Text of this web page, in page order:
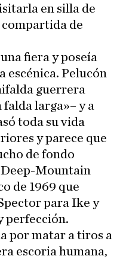
en silla de
de
fiera y poseía
escénica. Pelucón
guerrera
larga»– y a
toda su vida
y parece que
de fondo
Mountain
de 1969 que
para Ike y
perfección.
por matar a tiros a
escoria humana,